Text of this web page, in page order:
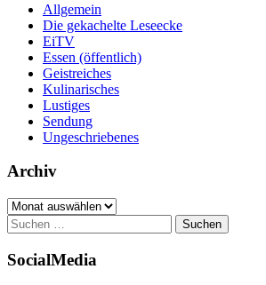
Allgemein
Die gekachelte Leseecke
EiTV
Essen (öffentlich)
Geistreiches
Kulinarisches
Lustiges
Sendung
Ungeschriebenes
Archiv
Archiv
Suchen
nach:
SocialMedia